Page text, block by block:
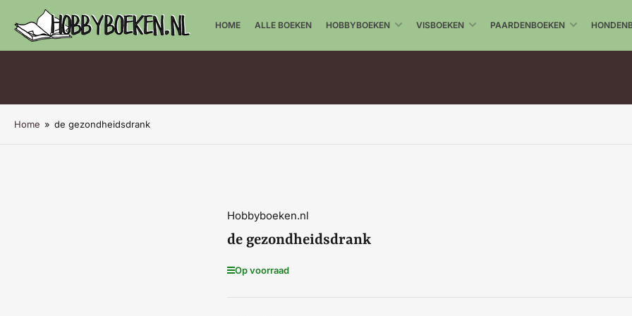
HOME ALLE BOEKEN HOBBYBOEKEN VISBOEKEN PAARDENBOEKEN
Home » de gezondheidsdrank
Hobbyboeken.nl
de gezondheidsdrank
Op voorraad